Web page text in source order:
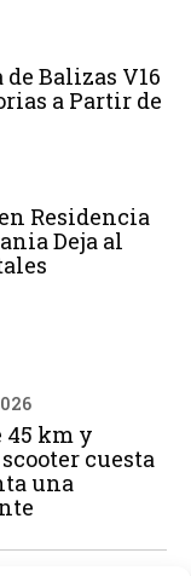
de Balizas V16
a Partir de
Residencia
Deja al
45 km y
cuesta
una